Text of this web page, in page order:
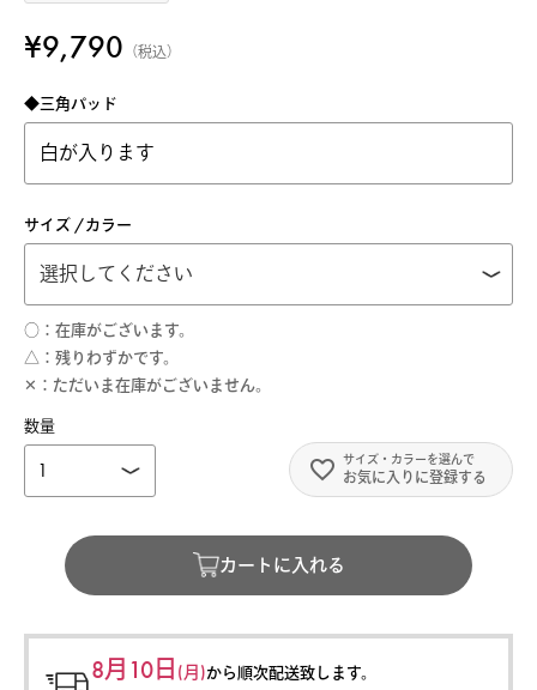
¥9,790 税込
◆三角パッド
サイズ カラー
○
在庫がございます。
△
残りわずかです。
✕
ただいま在庫がございません。
お気に入りに登録する
カートに入れる
8月10日 (月)から順次配送致します。